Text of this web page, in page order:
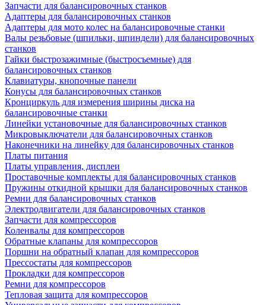
Запчасти для балансировочных станков
Адаптеры для балансировочных станков
Адаптеры для мото колес на балансировочные станки
Валы резьбовые (шпильки, шпиндели) для балансировочных
станков
Гайки быстрозажимные (быстросъемные) для
балансировочных станков
Клавиатуры, кнопочные панели
Конусы для балансировочных станков
Кронциркуль для измерения ширины диска на
балансировочные станки
Линейки установочные для балансировочных станков
Микровыключатели для балансировочных станков
Наконечники на линейку для балансировочных станков
Платы питания
Платы управления, дисплеи
Проставочные комплекты для балансировочных станков
Пружины откидной крышки для балансировочных станков
Ремни для балансировочных станков
Электродвигатели для балансировочных станков
Запчасти для компрессоров
Коленвалы для компрессоров
Обратные клапаны для компрессоров
Поршни на обратный клапан для компрессоров
Прессостаты для компрессоров
Прокладки для компрессоров
Ремни для компрессоров
Тепловая защита для компрессоров